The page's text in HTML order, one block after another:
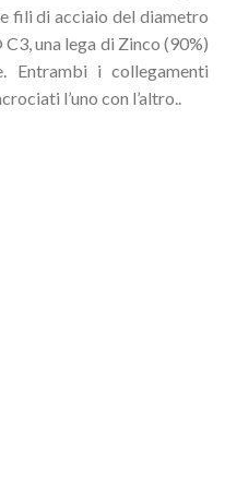
fili di acciaio del diametro
una lega di Zinco (90%)
Entrambi i collegamenti
l’uno con l’altro..